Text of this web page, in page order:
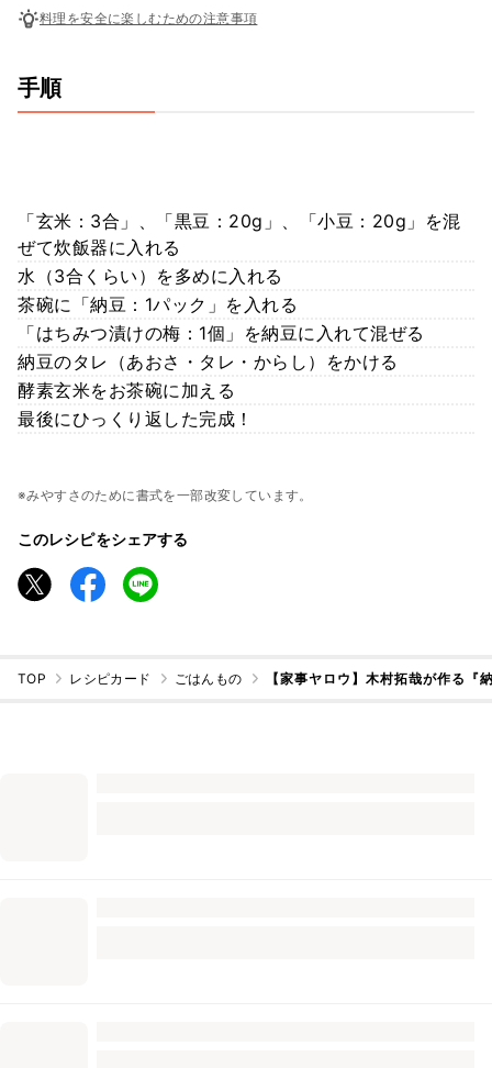
料理を安全に楽しむための注意事項
手順
「玄米：3合」、「黒豆：20g」、「小豆：20g」を混
ぜて炊飯器に入れる
水（3合くらい）を多めに入れる
茶碗に「納豆：1パック」を入れる
「はちみつ漬けの梅：1個」を納豆に入れて混ぜる
納豆のタレ（あおさ・タレ・からし）をかける
酵素玄米をお茶碗に加える
最後にひっくり返した完成！
※みやすさのために書式を一部改変しています。
このレシピをシェアする
TOP レシピカード ごはんもの 【家事ヤロウ】木村拓哉が作る『